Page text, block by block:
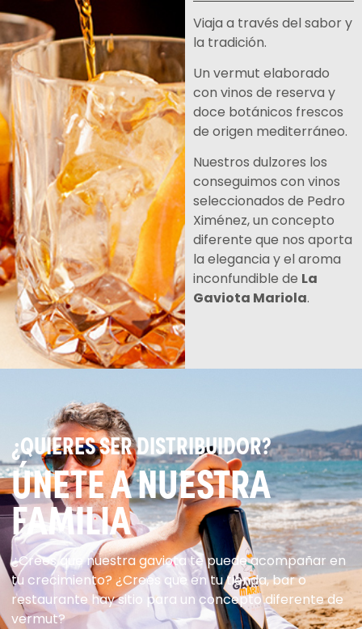
Viaja a través del sabor y
la tradición.
Un vermut elaborado
con vinos de reserva y
doce botánicos frescos
de origen mediterráneo.
Nuestros dulzores los
conseguimos con vinos
seleccionados de Pedro
Ximénez, un concepto
diferente que nos aporta
la elegancia y el aroma
inconfundible de La
Gaviota Mariola.
¿QUIERES SER DISTRIBUIDOR?
ÚNETE A NUESTRA
FAMILIA​
¿Crees que nuestra gaviota te puede acompañar en
tu crecimiento? ¿Crees que en tu tienda, bar o
restaurante hay sitio para un concepto diferente de
vermut?